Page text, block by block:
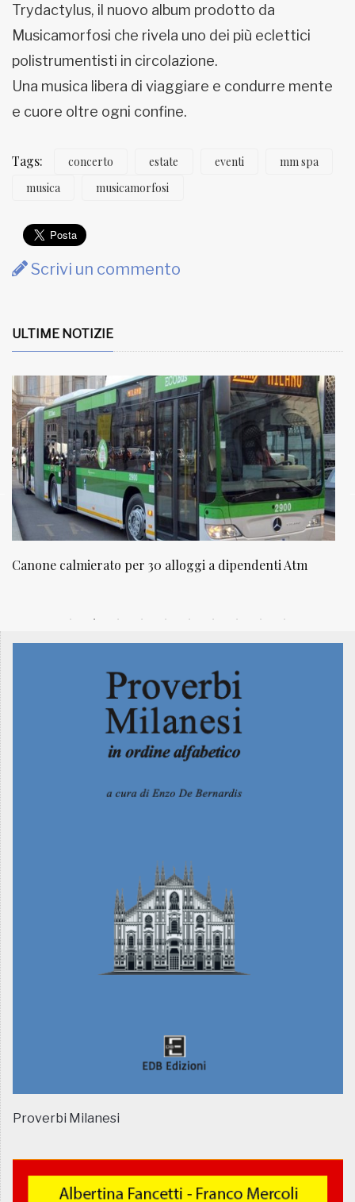
Trydactylus, il nuovo album prodotto da
Musicamorfosi che rivela uno dei più eclettici
polistrumentisti in circolazione.
Una musica libera di viaggiare e condurre mente
e cuore oltre ogni confine.
Tags: concerto estate eventi
mm spa
musica
musicamorfosi
Scrivi un commento
ULTIME NOTIZIE
NATUROPATIA IN BREVE 20/01
Proverbi Milanesi